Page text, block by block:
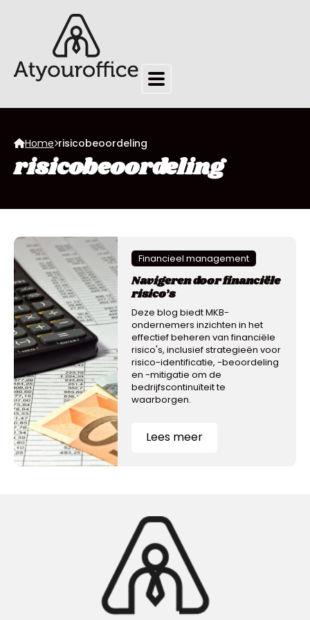
Home risicobeoordeling
risicobeoordeling
Financieel management
Navigeren door financiële
risico’s
Deze blog biedt MKB-
ondernemers inzichten in het
effectief beheren van financiële
risico's, inclusief strategieën voor
risico-identificatie, -beoordeling
en -mitigatie om de
bedrijfscontinuïteit te
waarborgen.
Lees meer